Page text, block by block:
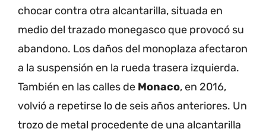
chocar contra otra alcantarilla, situada en
medio del trazado monegasco que provocó su
abandono. Los daños del monoplaza afectaron
a la suspensión en la rueda trasera izquierda.
También en las calles de Monaco, en 2016,
volvió a repetirse lo de seis años anteriores. Un
trozo de metal procedente de una alcantarilla